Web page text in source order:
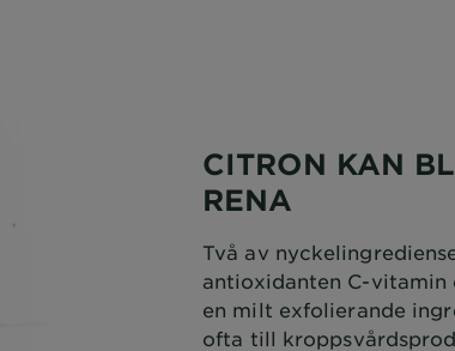
CITRON KAN
RENA
Två av
antioxidanten C-vitamin
en milt exfolierande
ofta till